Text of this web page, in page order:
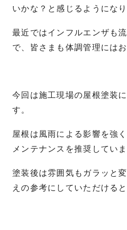
いかな？と感じるようにな
最近ではインフルエンザも
で、皆さまも体調管理には
今回は施工現場の屋根塗装
す。
屋根は風雨による影響を強
メンテナンスを推奨していま
塗装後は雰囲気もガラッと
えの参考にしていただける